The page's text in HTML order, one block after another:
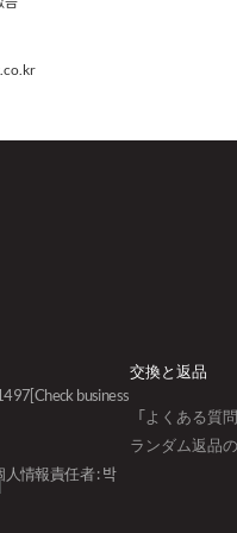
[Check business
人情報責任者 : 박
交換と返品
「よくある質
ランダム返品